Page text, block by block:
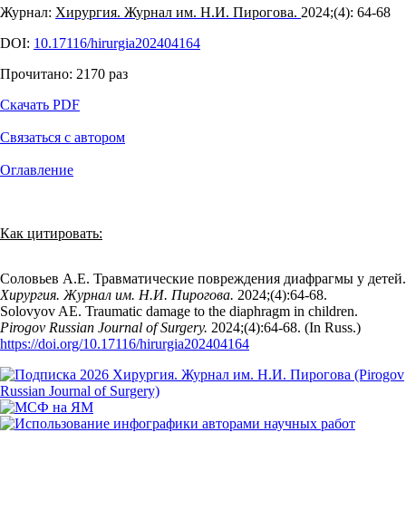
Журнал: Хирургия. Журнал им. Н.И. Пирогова. 2024;(4): 64‑68
DOI: 10.17116/hirurgia202404164
Прочитано: 2170 раз
Скачать PDF
Связаться с автором
Оглавление
Как цитировать:
Соловьев А.Е. Травматические повреждения диафрагмы у детей.
Хирургия. Журнал им. Н.И. Пирогова. 2024;(4):64‑68.
Solovyov AE. Traumatic damage to the diaphragm in children.
Pirogov Russian Journal of Surgery. 2024;(4):64‑68. (In Russ.)
https://doi.org/10.17116/hirurgia202404164